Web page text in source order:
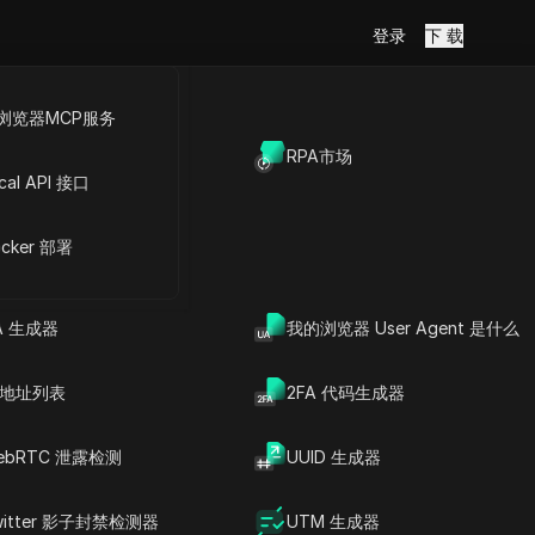
RPA市场
生成器 我的浏览器 User Agent 是什么
址列表 2FA 代码生成器
泄露检测 UUID 生成器
影子封禁检测器 UTM 生成器
览器MCP服务
API 接口
部署
登录 下 载